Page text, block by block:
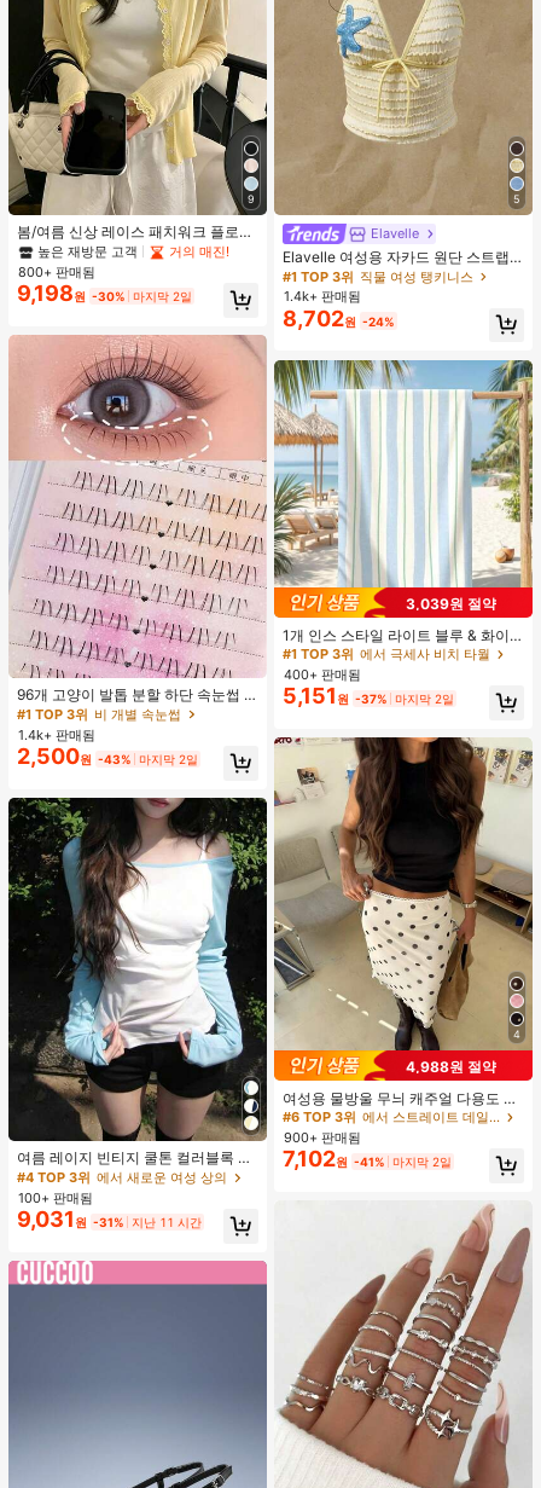
9
봄/여름 신상 레이스 패치워크 플로럴
트림 소프트 니트 가디건 경량 재킷 탑
여성용, 코티지코어 옐로우
높은 재방문 고객
거의 매진!
800+ 판매됨
9,198원 -30% 마지막 2일
96개 고양이 발톱 분할 하단 속눈썹 B
컬 인조 속눈썹, 자연스럽고 사실적인
개별 클러스터, 헐렁한 데일리 사용,
초보자에게 적합
#1 TOP 3위
비 개별 속눈썹
거의 매진!
#1 TOP 3위 비 개별 속눈썹
거의 매진!
#1 TOP 3위 비 개별 속눈썹
거의 매진!
#1 TOP 3위 비 개별 속눈썹
1.4k+ 판매됨
2,500원 -43% 마지막 2일
여름 레이지 빈티지 쿨톤 컬러블록 얇
은 시어 긴팔 슬림핏 플래터링 탑
#4 TOP 3위 에서 새로운 여성 상의
100+ 판매됨
9,031 원 -31% 지난 11 시간
5
Elavelle
Elavelle 여성용 자카드 원단 스트랩
불가사리 장식 홀터 탑, 봄/여름에 적
합 (탑만 포함, 반바지 미포함)
#1 TOP 3위 직물 여성 탱키니스
1.4k+ 판매됨
8,702원 -24%
3,039원 절약
1개 인스 스타일 라이트 블루 & 화이
트 & 그린 스트라이프 비치 타월, 화이
트와 그린 세로 스트라이프 프린트가
있는 라이트 블루 배경, 신선한 섬 휴
가 분위기, 수영, 캠핑, 피트니스, 여름
휴식, 욕실 장식, 야외 액세서리, 선물,
수영장 부드러운 가구, 핸드 타월에 적
#1 TOP 3위 에서 극세사 비치 타월
거의 매진!
#1 TOP 3위 에서 극세사 비치 타월
거의 매진!
#1 TOP 3위 에서 극세사 비치 타월
거의 매진!
#1 TOP 3위
에서 극세사 비치 타월
400+ 판매됨
5,151 원 -37% 마지막 2일
4
4,988원 절약
여성용 물방울 무늬 캐주얼 다용도 데
이트 & 외출 A라인 스커트 봄
#6 TOP 3위
에서 스트레이트 데일리 스커트
900+ 판매됨
7,102원 -41% 마지막 2일